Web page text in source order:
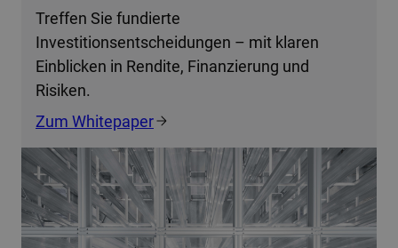
Treffen Sie fundierte
Investitionsentscheidungen – mit klaren
Einblicken in Rendite, Finanzierung und
Risiken.
Zum Whitepaper